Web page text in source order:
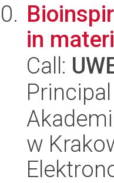
in
Call:
w